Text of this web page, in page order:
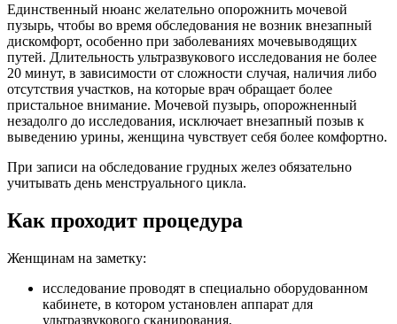
Единственный нюанс желательно опорожнить мочевой
пузырь, чтобы во время обследования не возник внезапный
дискомфорт, особенно при заболеваниях мочевыводящих
путей. Длительность ультразвукового исследования не более
20 минут, в зависимости от сложности случая, наличия либо
отсутствия участков, на которые врач обращает более
пристальное внимание. Мочевой пузырь, опорожненный
незадолго до исследования, исключает внезапный позыв к
выведению урины, женщина чувствует себя более комфортно.
При записи на обследование грудных желез обязательно
учитывать день менструального цикла.
Как проходит процедура
Женщинам на заметку:
исследование проводят в специально оборудованном
кабинете, в котором установлен аппарат для
ультразвукового сканирования,